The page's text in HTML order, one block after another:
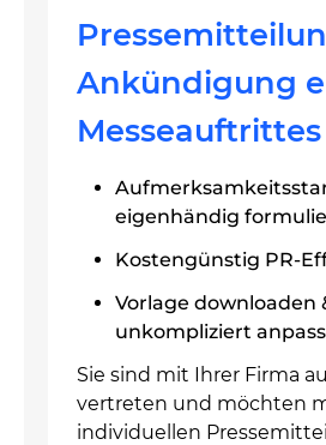
Ankündigung
Messeauftrittes
eigenhändig
Kostengünstig PR-
Vorlage downloaden
unkompliziert
Sie sind mit Ihrer Firma
vertreten und möchten
individuellen